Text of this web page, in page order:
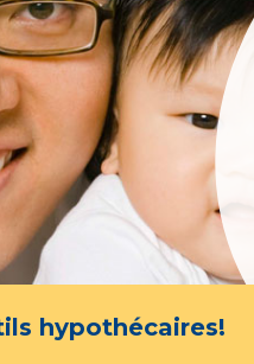
hypothécaires!